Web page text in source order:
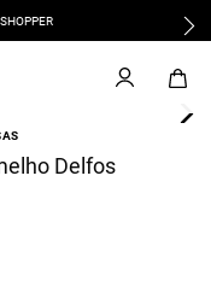
Delfos